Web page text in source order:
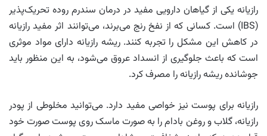
رازیانه یکی از گیاهان دارویی مفید در درمان سندرم روده تحریک‌پذیر
(IBS) است. کسانی که از نفخ رنج می‌برند، می‌توانند اثر مفید رازیانه
در کاهش این مشکل را تجربه کنند. ریشه رازیانه دارای مواد موثری
است که باعث جلوگیری از انسداد عروق می‌شود، به این منظور باید
جوشانده ریشه رازیانه را مصرف کرد.
رازیانه برای پوست نیز خواصی مفید دارد. می‌توانید مخلوطی از پودر
رازیانه، گلاب و روغن بادام را به صورت ماسک روی پوست صورت خود